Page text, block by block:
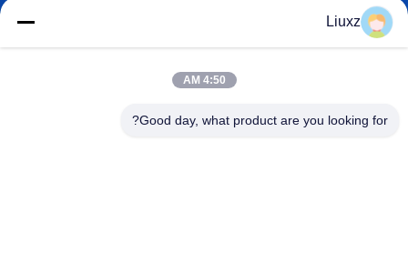
Liuxz
4:50 AM
Good day, what product are you looking for?